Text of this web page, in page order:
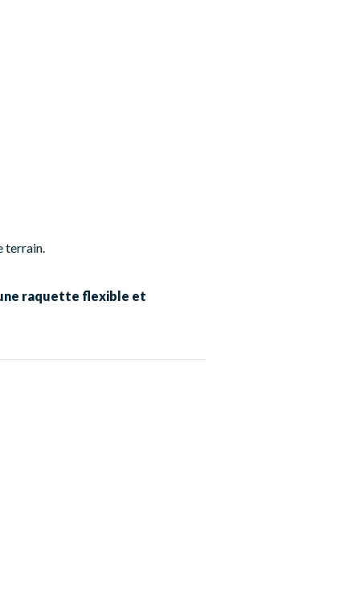
terrain.
raquette flexible et